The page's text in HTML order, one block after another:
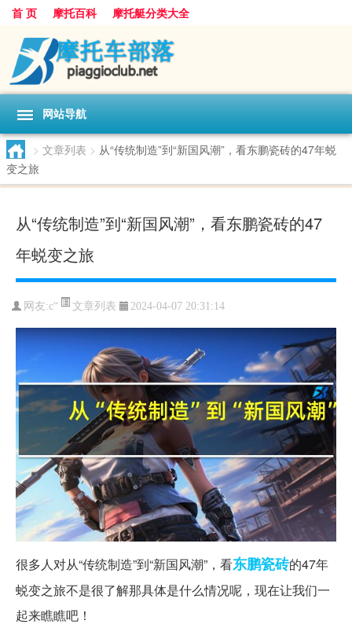
首 页 摩托百科 摩托艇分类大全
网站导航
> 文章列表 > 从“传统制造”到“新国风潮”，看东鹏瓷砖的47年蜕
变之旅
从“传统制造”到“新国风潮”，看东鹏瓷砖的47
年蜕变之旅
网友:c“ 文章列表 2024-04-07 20:31:14
很多人对从“传统制造”到“新国风潮”，看东鹏瓷砖的47年
蜕变之旅不是很了解那具体是什么情况呢，现在让我们一
起来瞧瞧吧！